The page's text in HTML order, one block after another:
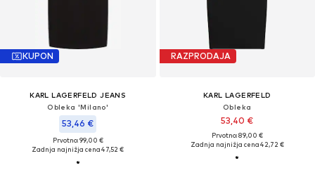
KUPON
KARL LAGERFELD JEANS
Obleka 'Milano'
53,46 €
Prvotno: 99,00 €
Zadnja najnižja cena47,52 €
RAZPRODAJA
KARL LAGERFELD
Obleka
53,40 €
Prvotno: 89,00 €
Zadnja najnižja cena42,72 €